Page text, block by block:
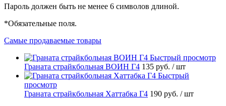
Пароль должен быть не менее 6 символов длиной.
*Обязательные поля.
Самые продаваемые товары
Быстрый просмотр
Граната страйкбольная ВОИН Г4 135 руб. / шт
Быстрый
просмотр
Граната страйкбольная Хаттабка Г4 190 руб. / шт